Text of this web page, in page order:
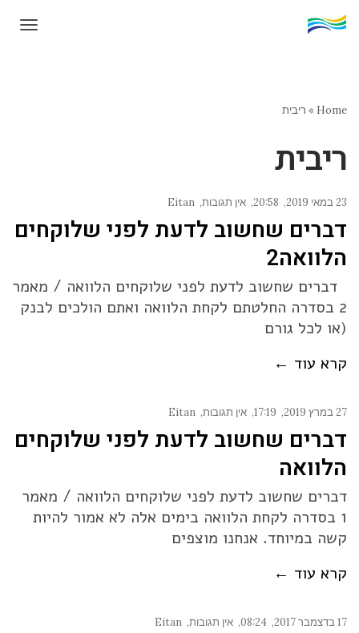
Home
» ריבית
ריבית
23 במאי 2019 20:58 אין תגובות Eitan
דברים שחשוב לדעת לפני שלוקחים
הלוואה2
דברים שחשוב לדעת לפני שלוקחים הלוואה / מאמר
2 בסדרה החלטתם לקחת הלוואה ואתם הולכים לבנק
(או לכל גורם
קרא עוד ←
27 במרץ 2019 17:19 אין תגובות Eitan
דברים שחשוב לדעת לפני שלוקחים
הלוואה
דברים שחשוב לדעת לפני שלוקחים הלוואה / מאמר
1 בסדרה לקחת הלוואה בימים אלה לא אמור להיות
קשה במיוחד. אנחנו מוצפים
קרא עוד ←
17 בדצמבר 2017 08:24 אין תגובות Eitan